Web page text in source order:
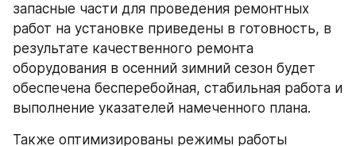
запасные части для проведения ремонтных
работ на установке приведены в готовность, в
результате качественного ремонта
оборудования в осенний зимний сезон будет
обеспечена бесперебойная, стабильная работа и
выполнение указателей намеченного плана.
Также оптимизированы режимы работы